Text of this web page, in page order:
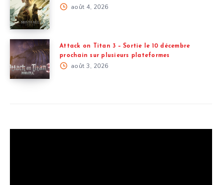
août 4, 2026
Attack on Titan 3 – Sortie le 10 décembre
prochain sur plusieurs plateformes
août 3, 2026